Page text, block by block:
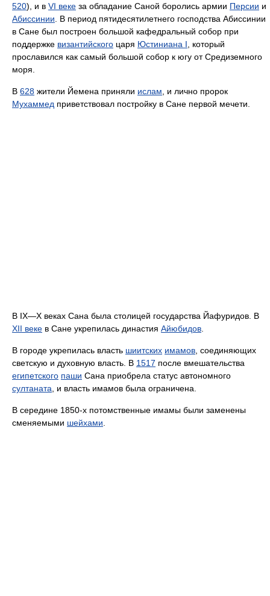
520), и в VI веке за обладание Саной боролись армии Персии и
Абиссинии . В период пятидесятилетнего господства Абиссинии
в Сане был построен большой кафедральный собор при
поддержке византийского царя Юстиниана I , который
прославился как самый большой собор к югу от Средиземного
моря.
В 628 жители Йемена приняли ислам , и лично пророк
Мухаммед приветствовал постройку в Сане первой мечети.
В IX—X веках Сана была столицей государства Йафуридов. В
XII веке в Сане укрепилась династия Айюбидов
В городе укрепилась власть шиитских имамов , соединяющих
светскую и духовную власть. В 1517 после вмешательства
египетского паши Сана приобрела статус автономного
султаната , и власть имамов была ограничена.
В середине 1850-х потомственные имамы были заменены
сменяемыми шейхами